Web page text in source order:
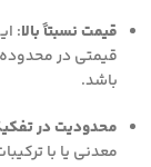
قیمت نسبتاً بالا:
قیمتی در محدوده
باشد.
محدودیت در
معدنی یا با